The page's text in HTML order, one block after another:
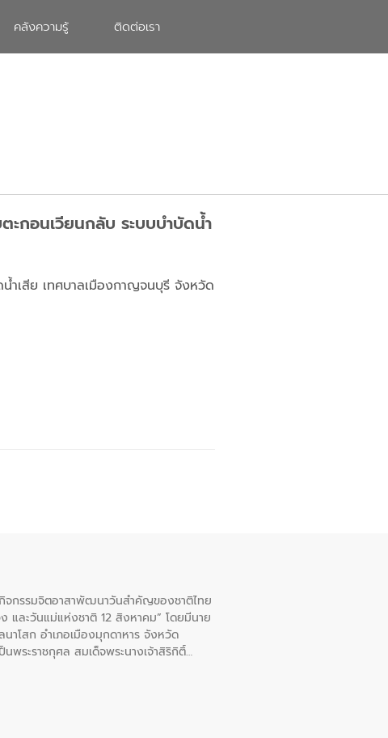
คลังความรู้ ติดต่อเรา
ะกอนเวียนกลับ ระบบบำบัดน้ำ
น้ำเสีย เทศบาลเมืองกาญจนบุรี จังหวัด
จกรรมจิตอาสาพัฒนาวันสําคัญของชาติไทย
และวันแม่แห่งชาติ 12 สิงหาคม” โดยมีนาย
าโสก อําเภอเมืองมุกดาหาร จังหวัด
พระราชกุศล สมเด็จพระนางเจ้าสิริกิติ์